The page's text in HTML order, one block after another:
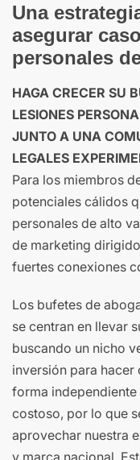
Una
asegurar
personales
HAGA CRECER SU
LESIONES
JUNTO A UNA
LEGALES
Para los miembros
potenciales cálidos
personales de alto
de marketing
fuertes conexiones
Los bufetes de
se centran en llevar
buscando un nicho
inversión para
forma
costoso, por lo que
aprovechar nuestra